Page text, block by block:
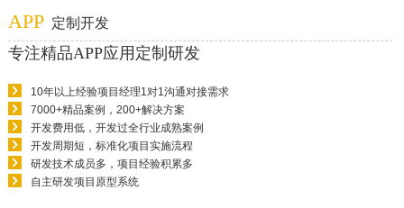
APP定制开发
专注精品APP应用定制研发
10年以上经验项目经理1对1沟通对接需求
7000+精品案例，200+解决方案
开发费用低，开发过全行业成熟案例
开发周期短，标准化项目实施流程
研发技术成员多，项目经验积累多
自主研发项目原型系统